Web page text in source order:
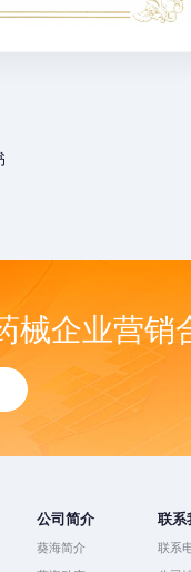
械企业营销
公司简介
葵海简介
联系
联系